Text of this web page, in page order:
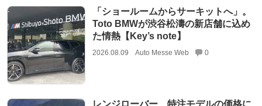
「ショールームからサーキットへ」。
Toto BMWが渋谷松濤の新店舗に込め
た情熱【Key’s note】
2026.08.09 Auto Messe Web 0
レンジローバー、特注モデルの価格に